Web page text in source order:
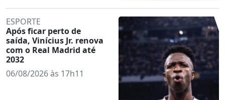
ESPORTE
Após ficar perto de
saída, Vinícius Jr. renova
com o Real Madrid até
2032
06/08/2026 às 17h11